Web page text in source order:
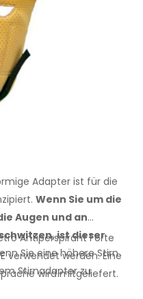
Adapter ist für die
Wenn Sie um die
Augen und an
istdieser
Sieeinehöhere Stirn
Stirnadapterzu
Antiperspirant Forte
verwendet werden. Eine
wird mitgeliefert.